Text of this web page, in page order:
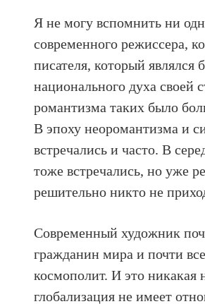
Я не могу вспомнить ни
современного режиссера,
писателя, который являлся
национального духа своей
романтизма таких было
В эпоху неоромантизма и
встречались и часто. В
тоже встречались, но уже
решительно никто не
Современный художник
гражданин мира и почти
космополит. И это никакая
глобализация не имеет